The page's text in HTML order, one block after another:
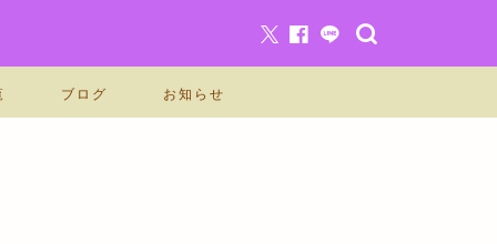
ブログ お知らせ